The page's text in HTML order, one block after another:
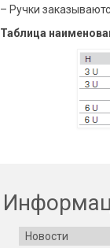
– Ручки
Таблица
Новости